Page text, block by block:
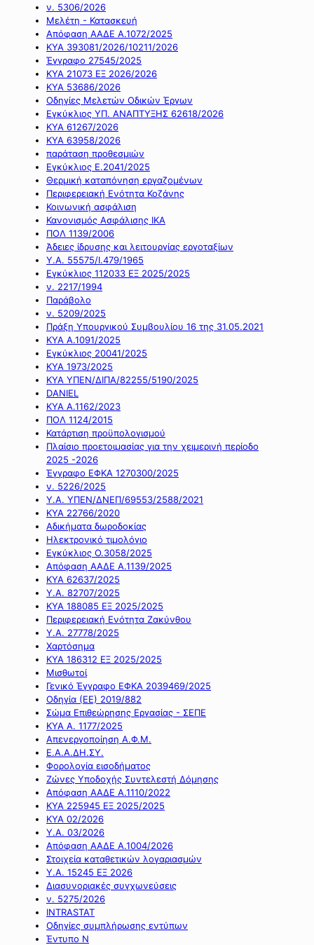
ν. 5306/2026
Μελέτη - Κατασκευή
Απόφαση ΑΑΔΕ Α.1072/2025
ΚΥΑ 393081/2026/10211/2026
Έγγραφο 27545/2025
ΚΥΑ 21073 ΕΞ 2026/2026
ΚΥΑ 53686/2026
Οδηγίες Μελετών Οδικών Έργων
Εγκύκλιος ΥΠ. ΑΝΑΠΤΥΞΗΣ 62618/2026
ΚΥΑ 61267/2026
ΚΥΑ 63958/2026
παράταση προθεσμιών
Εγκύκλιος Ε.2041/2025
Θερμική καταπόνηση εργαζομένων
Περιφερειακή Ενότητα Κοζάνης
Κοινωνική ασφάλιση
Κανονισμός Ασφάλισης ΙΚΑ
ΠΟΛ 1139/2006
Άδειες ίδρυσης και λειτουργίας εργοταξίων
Υ.Α. 55575/Ι.479/1965
Εγκύκλιος 112033 ΕΞ 2025/2025
ν. 2217/1994
Παράβολο
ν. 5209/2025
Πράξη Υπουργικού Συμβουλίου 16 της 31.05.2021
ΚΥΑ Α.1091/2025
Εγκύκλιος 20041/2025
ΚΥΑ 1973/2025
ΚΥΑ ΥΠΕΝ/ΔΙΠΑ/82255/5190/2025
DANIEL
ΚΥΑ Α.1162/2023
ΠΟΛ 1124/2015
Κατάρτιση προϋπολογισμού
Πλαίσιο προετοιμασίας για την χειμερινή περίοδο
2025 -2026
Έγγραφο ΕΦΚΑ 1270300/2025
ν. 5226/2025
Υ.Α. ΥΠΕΝ/ΔΝΕΠ/69553/2588/2021
ΚΥΑ 22766/2020
Αδικήματα δωροδοκίας
Ηλεκτρονικό τιμολόγιο
Εγκύκλιος Ο.3058/2025
Απόφαση ΑΑΔΕ Α.1139/2025
ΚΥΑ 62637/2025
Υ.Α. 82707/2025
ΚΥΑ 188085 ΕΞ 2025/2025
Περιφερειακή Ενότητα Ζακύνθου
Υ.Α. 27778/2025
Χαρτόσημα
ΚΥΑ 186312 ΕΞ 2025/2025
Μισθωτοί
Γενικό Έγγραφο ΕΦΚΑ 2039469/2025
Οδηγία (ΕΕ) 2019/882
Σώμα Επιθεώρησης Εργασίας - ΣΕΠΕ
ΚΥΑ Α. 1177/2025
Απενεργοποίηση Α.Φ.Μ.
Ε.Α.Α.ΔΗ.ΣΥ.
Φορολογία εισοδήματος
Ζώνες Υποδοχής Συντελεστή Δόμησης
Απόφαση ΑΑΔΕ Α.1110/2022
ΚΥΑ 225945 ΕΞ 2025/2025
ΚΥΑ 02/2026
Υ.Α. 03/2026
Απόφαση ΑΑΔΕ Α.1004/2026
Στοιχεία καταθετικών λογαριασμών
Υ.Α. 15245 ΕΞ 2026
Διασυνοριακές συγχωνεύσεις
ν. 5275/2026
INTRASTAT
Οδηγίες συμπλήρωσης εντύπων
Έντυπο Ν